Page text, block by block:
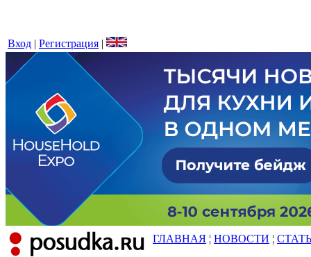
Вход | Регистрация |
ГЛАВНАЯ ¦ НОВОСТИ ¦